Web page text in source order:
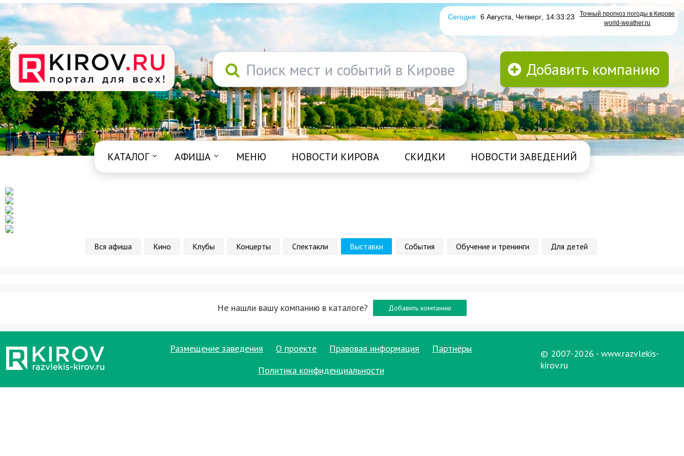
Сегодня: 6 Августа, Четверг 14:33:23
Точный прогноз погоды в Кирове
world-weather.ru
Поиск мест и событий в Кирове Добавить компанию
КАТАЛОГ АФИША МЕНЮ НОВОСТИ КИРОВА СКИДКИ НОВОСТИ ЗАВЕДЕНИЙ
Вся афиша Кино Клубы Концерты Спектакли Выставки События Обучение и тренинги Для детей
Не нашли вашу компанию в каталоге? Добавить компанию
Размещение заведения О проекте Правовая информация
Партнёры
Политика конфиденциальности
© 2007-2026 - www.razvlekis-
kirov.ru